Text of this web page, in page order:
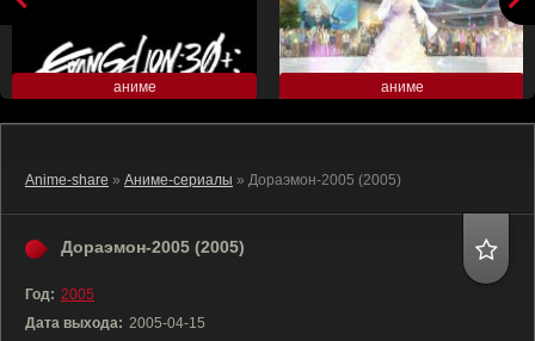
аниме аниме
Anime-share » Аниме-сериалы » Дораэмон-2005 (2005)
Дораэмон-2005 (2005)
Год: 2005
Дата выхода: 2005-04-15